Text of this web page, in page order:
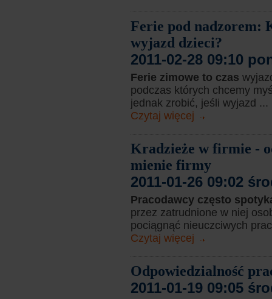
Ferie pod nadzorem:
wyjazd dzieci?
2011-02-28 09:10
Ferie zimowe to czas
podczas których chcemy
jednak zrobić, jeśli wyjazd ...
Czytaj więcej
Kradzieże w firmie -
mienie firmy
2011-01-26 09:02
Pracodawcy często
przez zatrudnione w niej
pociągnąć nieuczciwych
Czytaj więcej
Odpowiedzialność
2011-01-19 09:05